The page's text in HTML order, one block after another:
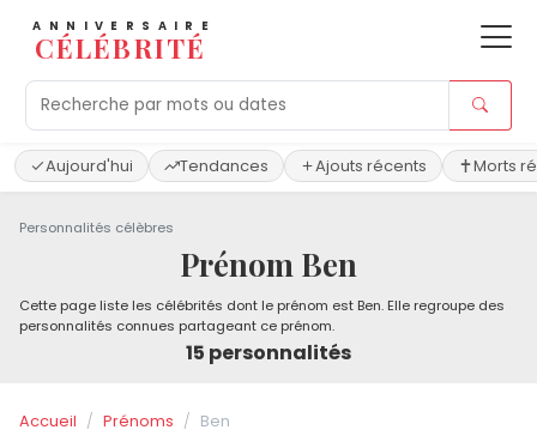
ANNIVERSAIRE
CÉLÉBRITÉ
Aujourd'hui Tendances Ajouts récents Morts
Personnalités célèbres
Prénom Ben
Cette page liste les célébrités dont le prénom est Ben. Elle regroupe des
personnalités connues partageant ce prénom.
15 personnalités
Accueil Prénoms Ben